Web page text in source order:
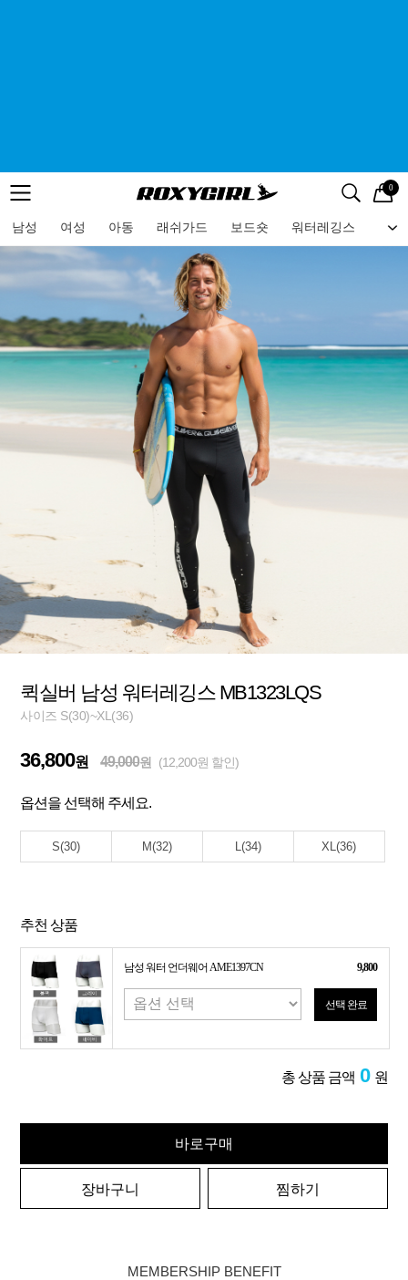
메뉴 검색
로고 0
남성 여성 아동 래쉬가드 보드숏 워터레깅스 비
메뉴
퀵실버 남성 워터레깅스 MB1323LQS
사이즈 S(30)~XL(36)
36,800원 49,000원 (12,200원 할인)
옵션을 선택해 주세요.
S(30) M(32) L(34) XL(36)
추천 상품
남성 워터 언더웨어 AME1397CN 9,800
선택 완료
총 상품 금액 0 원
바로구매
장바구니 찜하기
MEMBERSHIP BENEFIT